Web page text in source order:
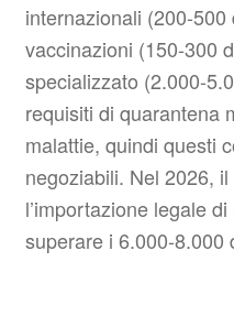
internazionali (200-
vaccinazioni (150-300
specializzato (2.000-
requisiti di quarantena
malattie, quindi questi
negoziabili. Nel 2026,
l’importazione legale
superare i 6.000-8.000